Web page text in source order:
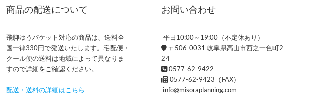
商品の配送について
飛脚ゆうパケット対応の商品は、送料全
国一律330円で発送いたします。宅配便・
クール便の送料は地域によって異なりま
すので詳細をご確認ください。
配送・送料の詳細はこちら
お問い合わせ
平日10:00～19:00（不定休あり）
〒506-0031 岐阜県高山市西之一色町2-
24
0577-62-9422
0577-62-9423（FAX）
info@misoraplanning.com